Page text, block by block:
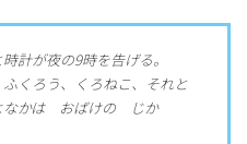
が夜の9時を告げる。
くろう、くろねこ、それと
かは おばけの じか